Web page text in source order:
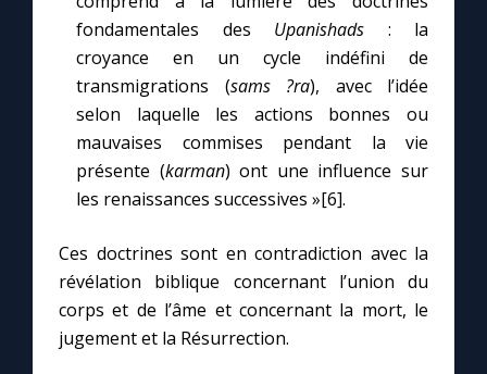
fondamentales des Upanishads : la
croyance en un cycle indéfini de
transmigrations (sams ?ra), avec l’idée
selon laquelle les actions bonnes ou
mauvaises commises pendant la vie
présente (karman) ont une influence sur
les renaissances successives »[6].
Ces doctrines sont en contradiction avec la
révélation biblique concernant l’union du
corps et de l’âme et concernant la mort, le
jugement et la Résurrection.